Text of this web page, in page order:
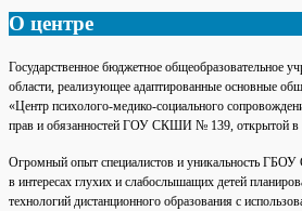
О центре
Государственное бюджетное общеобразовательное
области, реализующее адаптированные основные
«Центр психолого-медико-социального
прав и обязанностей ГОУ СКШИ № 139, открытой в
Огромный опыт специалистов и уникальность
в интересах глухих и слабослышащих детей
технологий дистанционного образования с